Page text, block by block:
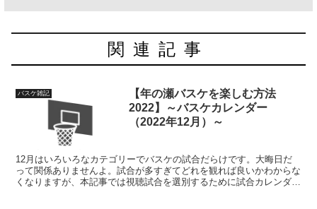
関連記事
バスケ雑記
【年の瀬バスケを楽しむ方法
2022】～バスケカレンダー
（2022年12月）～
12月はいろいろなカテゴリーでバスケの試合だらけです。大晦日だ
って関係ありませんよ。試合が多すぎてどれを観れば良いかわからな
くなりますが、本記事では視聴試合を選別するために試合カレンダー